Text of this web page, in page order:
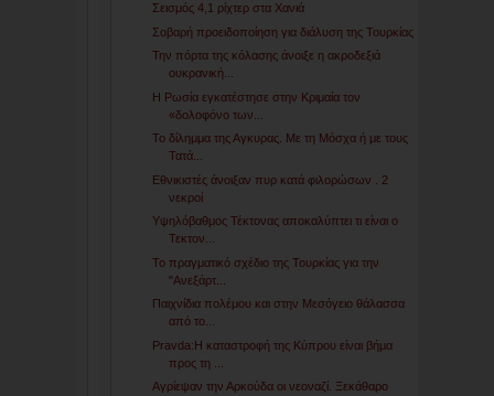
Σεισμός 4,1 ρίχτερ στα Χανιά
Σοβαρή προειδοποίηση για διάλυση της Τουρκίας
Την πόρτα της κόλασης άνοιξε η ακροδεξιά
ουκρανική...
Η Ρωσία εγκατέστησε στην Κριμαία τον
«δολοφόνο των...
Το δίλημμα της Αγκυρας. Με τη Μόσχα ή με τους
Τατά...
Εθνικιστές άνοιξαν πυρ κατά φιλορώσων . 2
νεκροί
Υψηλόβαθμος Τέκτονας αποκαλύπτει τι είναι ο
Τεκτον...
Το πραγματικό σχέδιο της Τουρκίας για την
"Ανεξάρτ...
Παιχνίδια πολέμου και στην Μεσόγειο θάλασσα
από το...
Pravda:Η καταστροφή της Κύπρου είναι βήμα
προς τη ...
Αγρίεψαν την Αρκούδα οι νεοναζί. Ξεκάθαρο